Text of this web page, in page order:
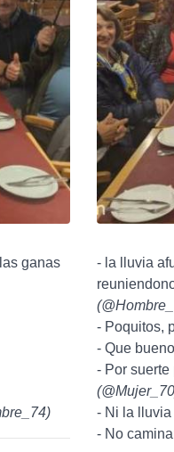
ganas
)
- la lluvia
(
- Poquitos,
- Que
- Por
(@Mujer_70
- Ni la lluvia
- No